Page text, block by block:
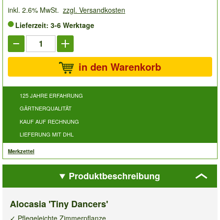
inkl. 2.6% MwSt. zzgl. Versandkosten
Lieferzeit: 3-6 Werktage
in den Warenkorb
125 JAHRE ERFAHRUNG
GÄRTNERQUALITÄT
KAUF AUF RECHNUNG
LIEFERUNG MIT DHL
Merkzettel
Produktbeschreibung
Alocasia 'Tiny Dancers'